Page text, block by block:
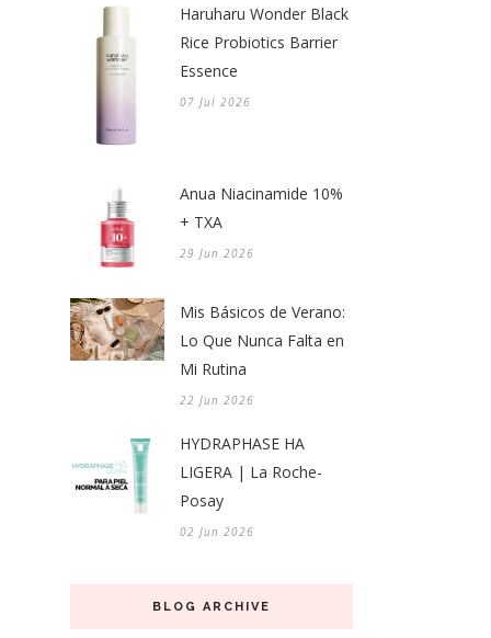
Haruharu Wonder Black
Rice Probiotics Barrier
Essence
07 Jul 2026
Anua Niacinamide 10%
+ TXA
29 Jun 2026
Mis Básicos de Verano:
Lo Que Nunca Falta en
Mi Rutina
22 Jun 2026
HYDRAPHASE HA
LIGERA | La Roche-
Posay
02 Jun 2026
BLOG ARCHIVE